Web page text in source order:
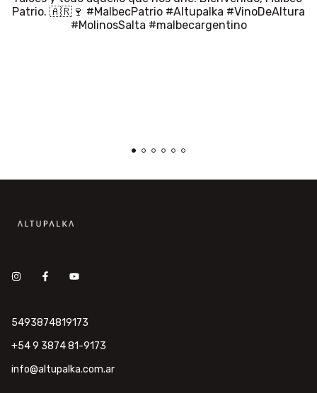
5493874819173
+54 9 3874 81-9173
info@altupalka.com.ar